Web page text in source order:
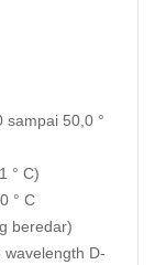
sampai 50,0 °
° C)
° C
beredar)
D-